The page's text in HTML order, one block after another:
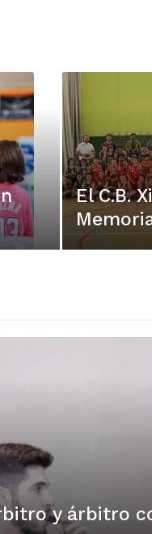
El C.B.
y árbitro